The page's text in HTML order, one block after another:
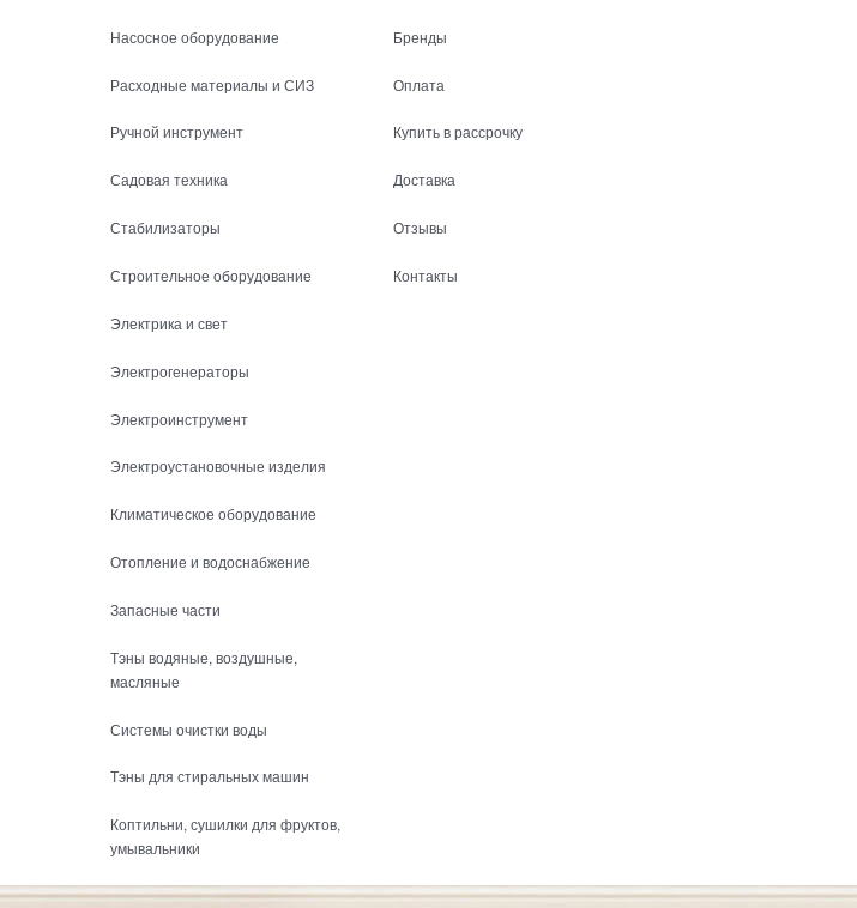
Насосное оборудование
Расходные материалы и СИЗ
Ручной инструмент
Садовая техника
Стабилизаторы
Строительное оборудование
Электрика и свет
Электрогенераторы
Электроинструмент
Электроустановочные изделия
Климатическое оборудование
Отопление и водоснабжение
Запасные части
Тэны водяные, воздушные,
масляные
Системы очистки воды
Тэны для стиральных машин
Коптильни, сушилки для фруктов,
умывальники
Бренды
Оплата
Купить в рассрочку
Доставка
Отзывы
Контакты